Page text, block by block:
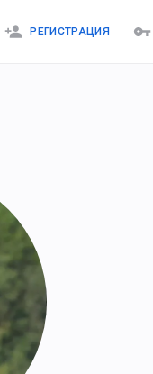
РЕГИСТРАЦИЯ